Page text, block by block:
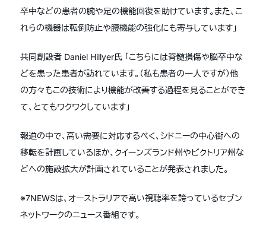
卒中などの患者の腕や足の機能回復を助けています。また、こ
れらの機器は転倒防止や腰機能の強化にも寄与しています」
共同創設者 Daniel Hillyer氏 「こちらには脊髄損傷や脳卒中な
どを患った患者が訪れています。（私も患者の一人ですが）他
の方々もこの技術により機能が改善する過程を見ることができ
て、とてもワクワクしています」
報道の中で、高い需要に対応するべく、シドニーの中心街への
移転を計画しているほか、クイーンズランド州やビクトリア州な
どへの施設拡大が計画されていることが発表されました。
※7NEWSは、オーストラリアで高い視聴率を誇っているセブン
ネットワークのニュース番組です。